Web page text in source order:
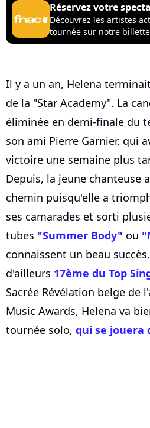
Réservez votre
Découvrez les artistes
tournée sur notre
Il y a un an, Helena
de la "Star Academy". La
éliminée en demi-finale du
son ami Pierre Garnier, qui
victoire une semaine plus
Depuis, la jeune chanteuse
chemin puisqu'elle a
ses camarades et sorti
tubes "Summer Body" ou
connaissent un beau
d'ailleurs 17ème du Top
Sacrée Révélation belge de
Music Awards, Helena va
tournée solo, qui se jouera